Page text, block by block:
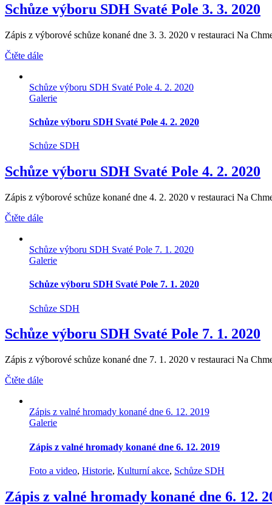
Schůze výboru SDH Svaté Pole 3. 3. 2020
Zápis z výborové schůze konané dne 3. 3. 2020 v restauraci Na
Čtěte dále
Schůze výboru SDH Svaté Pole 4. 2. 2020
Galerie
Schůze výboru SDH Svaté Pole 4. 2. 2020
Schůze SDH
Schůze výboru SDH Svaté Pole 4. 2. 2020
Zápis z výborové schůze konané dne 4. 2. 2020 v restauraci Na
Čtěte dále
Schůze výboru SDH Svaté Pole 7. 1. 2020
Galerie
Schůze výboru SDH Svaté Pole 7. 1. 2020
Schůze SDH
Schůze výboru SDH Svaté Pole 7. 1. 2020
Zápis z výborové schůze konané dne 7. 1. 2020 v restauraci Na
Čtěte dále
Zápis z valné hromady konané dne 6. 12. 2019
Galerie
Zápis z valné hromady konané dne 6. 12. 2019
Foto a video, Historie, Kulturní akce, Schůze SDH
Zápis z valné hromady konané dne 6. 12.